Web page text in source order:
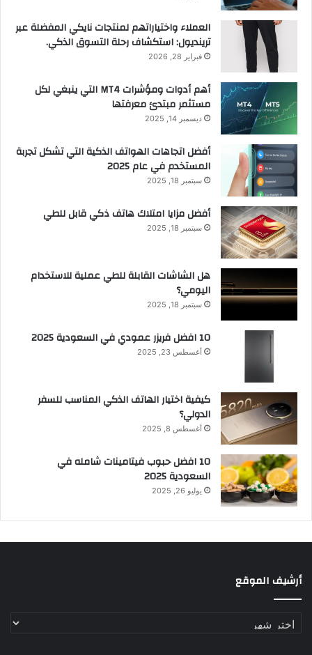
العملاء واختياراتهم لمنتجات نايكي المفضلة عبر
ترينديول: استكشاف رحلة التسوق الذكي.
فبراير 28, 2026
أهم أدوات ومؤشرات MT4 التي ينبغي لكل
مستثمر مبتدئ معرفتها
ديسمبر 14, 2025
أفضل اتجاهات الهواتف الذكية التي تشكل تجربة
المستخدم في عام 2025
سبتمبر 18, 2025
أفضل مزايا امتلاك هاتف ذكي قابل للطي
سبتمبر 18, 2025
هل الشاشات القابلة للطي عملية للاستخدام
اليومي؟
سبتمبر 18, 2025
10 افضل فريزر عمودي​ في السعودية​ 2025
أغسطس 23, 2025
كيفية اختيار الهاتف الذكي المناسب للسفر
الدولي؟
أغسطس 8, 2025
10 افضل حبوب فيتامينات شامله​ في
السعودية 2025
يوليو 26, 2025
أرشيف الموقع
أرشيف
الموقع